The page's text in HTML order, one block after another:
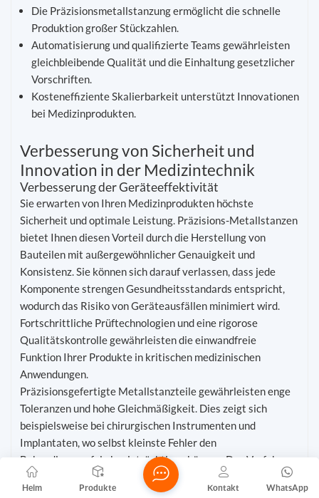
Die Präzisionsmetallstanzung ermöglicht die schnelle
Produktion großer Stückzahlen.
Automatisierung und qualifizierte Teams gewährleisten
gleichbleibende Qualität und die Einhaltung gesetzlicher
Vorschriften.
Kosteneffiziente Skalierbarkeit unterstützt Innovationen
bei Medizinprodukten.
Verbesserung von Sicherheit und
Innovation in der Medizintechnik
Verbesserung der Geräteeffektivität
Sie erwarten von Ihren Medizinprodukten höchste
Sicherheit und optimale Leistung. Präzisions-Metallstanzen
bietet Ihnen diesen Vorteil durch die Herstellung von
Bauteilen mit außergewöhnlicher Genauigkeit und
Konsistenz. Sie können sich darauf verlassen, dass jede
Komponente strengen Gesundheitsstandards entspricht,
wodurch das Risiko von Geräteausfällen minimiert wird.
Fortschrittliche Prüftechnologien und eine rigorose
Qualitätskontrolle gewährleisten die einwandfreie
Funktion Ihrer Produkte in kritischen medizinischen
Anwendungen.
Präzisionsgefertigte Metallstanzteile gewährleisten enge
Toleranzen und hohe Gleichmäßigkeit. Dies zeigt sich
beispielsweise bei chirurgischen Instrumenten und
Implantaten, wo selbst kleinste Fehler den
Behandlungserfolg beeinträchtigen können. Das Verfahren
vereint mehrere Umformschritte in einem einzigen
Werkzeug, was Kosten senkt und Materialverschwendung
Heim Produkte WhatsApp
Kontakt